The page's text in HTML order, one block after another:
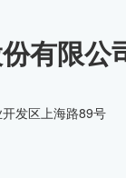
有限公
发区上海路89号